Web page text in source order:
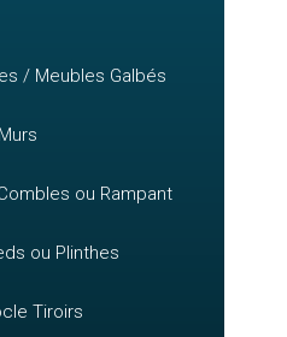
/ Meubles Galbés
ou Rampant
ou Plinthes
Tiroirs